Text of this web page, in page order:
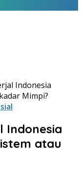
Indonesia
Mimpi?
Indonesia
atau